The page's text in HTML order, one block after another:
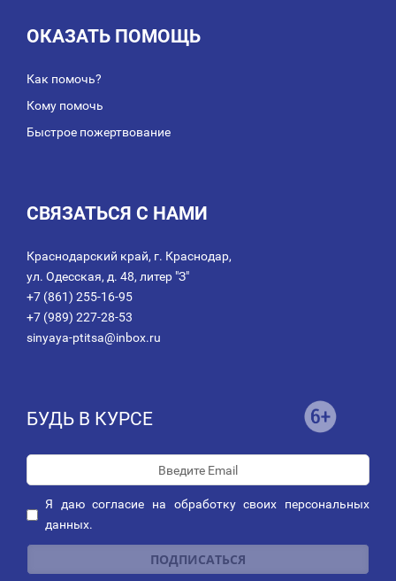
ОКАЗАТЬ ПОМОЩЬ
Как помочь?
Кому помочь
Быстрое пожертвование
СВЯЗАТЬСЯ С НАМИ
Краснодарский край, г. Краснодар,
ул. Одесская, д. 48, литер "З"
+7 (861) 255-16-95
+7 (989) 227-28-53
sinyaya-ptitsa@inbox.ru
БУДЬ В КУРСЕ
Я даюсогласие на обработку своих персональных
данных.